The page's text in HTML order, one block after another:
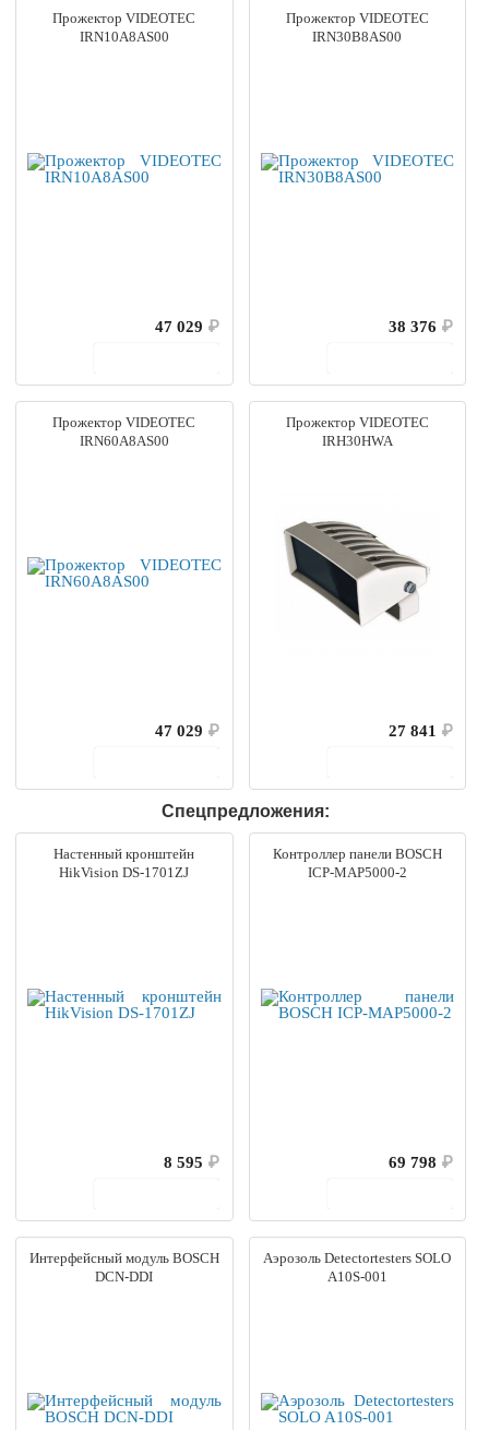
Прожектор VIDEOTEC
IRN10A8AS00
47 029 ₽
Прожектор VIDEOTEC
IRN30B8AS00
38 376 ₽
Прожектор VIDEOTEC
IRN60A8AS00
47 029 ₽
Прожектор VIDEOTEC
IRH30HWA
27 841 ₽
Спецпредложения:
Настенный кронштейн
HikVision DS-1701ZJ
8 595 ₽
Контроллер панели BOSCH
ICP-MAP5000-2
69 798 ₽
Интерфейсный модуль BOSCH
DCN-DDI
Аэрозоль Detectortesters SOLO
A10S-001